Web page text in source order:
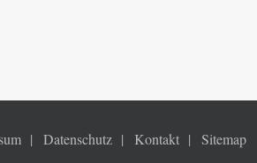
Datenschutz Kontakt Sitemap